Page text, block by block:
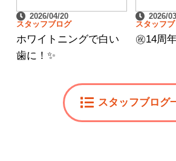
2026/04/20
スタッフブログ
ホワイトニングで白い
歯に！✨
2026/
スタッフ
㊗️14周
スタッフブログ